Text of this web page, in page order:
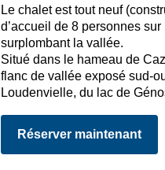
Le chalet est tout neuf
d’accueil de 8 personnes
surplombant la vallée.
Situé dans le hameau de
flanc de vallée exposé sud-
Loudenvielle, du lac de
Réserver maintenant